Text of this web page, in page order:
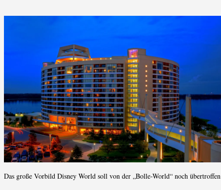
Das große Vorbild Disney World soll von der „Bolle-World“ noch